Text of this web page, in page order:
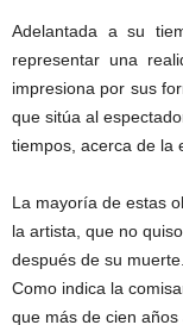
Adelantada a su
representar una
impresiona por sus
que sitúa al
tiempos, acerca de la
La mayoría de estas
la artista, que no
después de su
Como indica la
que más de cien